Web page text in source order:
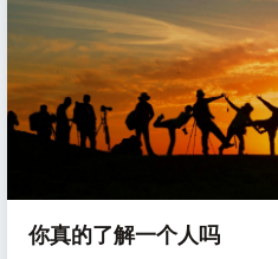
你真的了解一个人吗